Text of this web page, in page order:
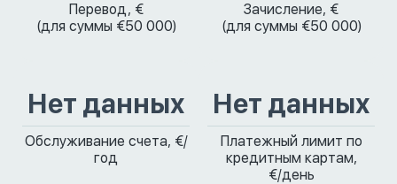
Перевод, €
(для суммы €50 000)
Зачисление, €
(для суммы €50 000)
Нет данных
Обслуживание счета, €/
год
Нет данных
Платежный лимит по
кредитным картам,
€/день